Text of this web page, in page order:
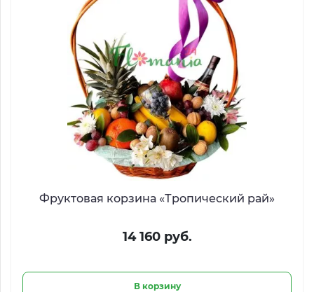
Фруктовая корзина «Тропический рай»
14 160 руб.
В корзину